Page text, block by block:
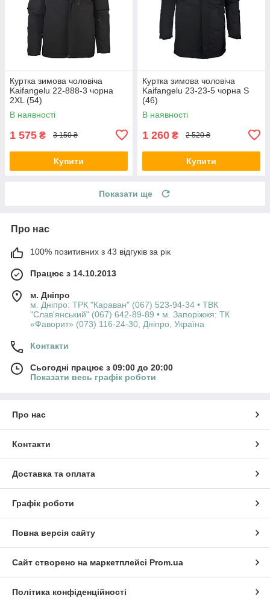
Куртка зимова чоловіча
Kaifangelu 22-888-3 чорна
2XL (54)
В наявності
1 575 ₴ 3 150 ₴
Купити
Куртка зимова чоловіча
Kaifangelu 23-23-5 чорна S
(46)
В наявності
1 260 ₴ 2 520 ₴
Купити
Показати ще
Про нас
100% позитивних з 43 відгуків за рік
Працює з 14.10.2013
м. Дніпро
м. Дніпро: ТРК "Караван" (067) 523-94-34 • ТВК
"Слав'янський" (067) 642-89-89 • м. Запоріжжя: ТК
«Фаворит» (073) 116-24-30, Дніпро, Україна
Контакти
Сьогодні працює з 09:00 до 20:00
Показати весь графік роботи
Про нас
Контакти
Доставка та оплата
Графік роботи
Повна версія сайту
Сайт створено на маркетплейсі Prom.ua
Політика конфіденційності